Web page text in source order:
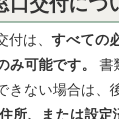
付は、 すべての
み可能です。 書
きない場合は、
所、または設定